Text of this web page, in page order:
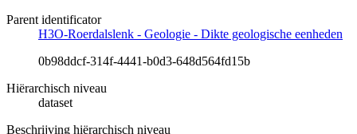
Parent identificator
H3O-Roerdalslenk - Geologie - Dikte geologische eenheden
0b98ddcf-314f-4441-b0d3-648d564fd15b
Hiërarchisch niveau
dataset
Beschrijving hiërarchisch niveau